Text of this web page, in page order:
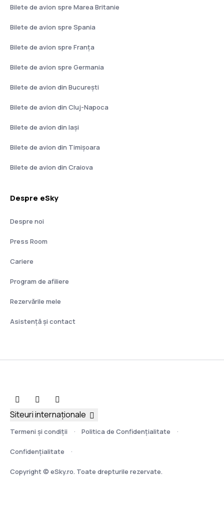
Bilete de avion spre Marea Britanie
Bilete de avion spre Spania
Bilete de avion spre Franţa
Bilete de avion spre Germania
Bilete de avion din București
Bilete de avion din Cluj-Napoca
Bilete de avion din Iași
Bilete de avion din Timișoara
Bilete de avion din Craiova
Despre eSky
Despre noi
Press Room
Cariere
Program de afiliere
Rezervările mele
Asistenţă şi contact
Termeni şi condiţii Politica de Confidențialitate
Confidențialitate
Copyright © eSky.ro. Toate drepturile rezervate.
Siteuri internaționale